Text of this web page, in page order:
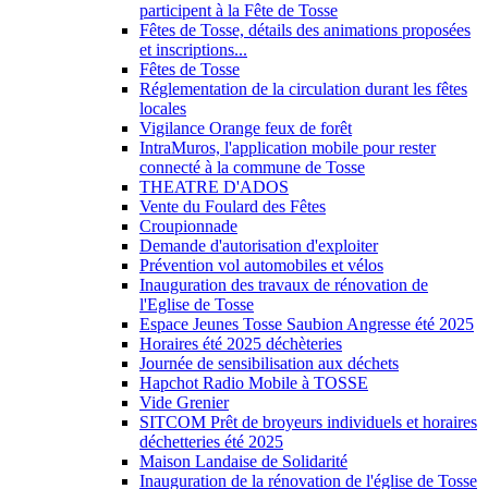
participent à la Fête de Tosse
Fêtes de Tosse, détails des animations proposées
et inscriptions...
Fêtes de Tosse
Réglementation de la circulation durant les fêtes
locales
Vigilance Orange feux de forêt
IntraMuros, l'application mobile pour rester
connecté à la commune de Tosse
THEATRE D'ADOS
Vente du Foulard des Fêtes
Croupionnade
Demande d'autorisation d'exploiter
Prévention vol automobiles et vélos
Inauguration des travaux de rénovation de
l'Eglise de Tosse
Espace Jeunes Tosse Saubion Angresse été 2025
Horaires été 2025 déchèteries
Journée de sensibilisation aux déchets
Hapchot Radio Mobile à TOSSE
Vide Grenier
SITCOM Prêt de broyeurs individuels et horaires
déchetteries été 2025
Maison Landaise de Solidarité
Inauguration de la rénovation de l'église de Tosse